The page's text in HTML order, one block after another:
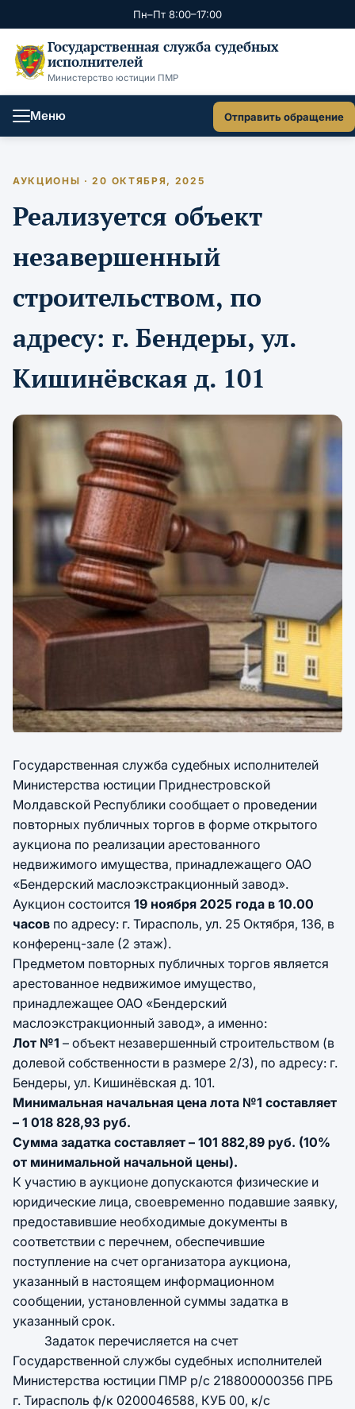
Пн–Пт 8:00–17:00
Государственная служба судебных
исполнителей
Министерство юстиции ПМР
Меню Отправить обращение
АУКЦИОНЫ · 20 ОКТЯБРЯ, 2025
Реализуется объект
незавершенный
строительством, по
адресу: г. Бендеры, ул.
Кишинёвская д. 101
Государственная служба судебных исполнителей
Министерства юстиции Приднестровской
Молдавской Республики сообщает о проведении
повторных публичных торгов в форме открытого
аукциона по реализации арестованного
недвижимого имущества, принадлежащего ОАО
«Бендерский маслоэкстракционный завод».
Аукцион состоится 19 ноября 2025 года в 10.00
часов по адресу: г. Тирасполь, ул. 25 Октября, 136, в
конференц-зале (2 этаж).
Предметом повторных публичных торгов является
арестованное недвижимое имущество,
принадлежащее ОАО «Бендерский
маслоэкстракционный завод», а именно:
Лот №1 – объект незавершенный строительством (в
долевой собственности в размере 2/3), по адресу: г.
Бендеры, ул. Кишинёвская д. 101.
Минимальная начальная цена лота №1 составляет
– 1 018 828,93 руб.
Сумма задатка составляет – 101 882,89 руб. (10%
от минимальной начальной цены).
К участию в аукционе допускаются физические и
юридические лица, своевременно подавшие заявку,
предоставившие необходимые документы в
соответствии с перечнем, обеспечившие
поступление на счет организатора аукциона,
указанный в настоящем информационном
сообщении, установленной суммы задатка в
указанный срок.
Задаток перечисляется на счет
Государственной службы судебных исполнителей
Министерства юстиции ПМР р/с 218800000356 ПРБ
г. Тирасполь ф/к 0200046588, КУБ 00, к/с